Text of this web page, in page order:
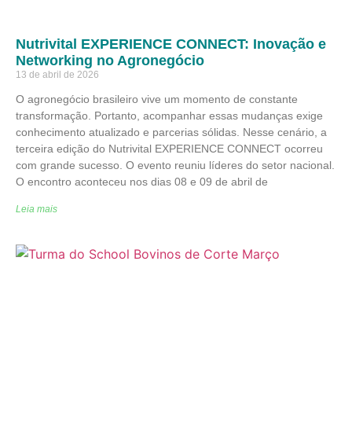
Nutrivital EXPERIENCE CONNECT: Inovação e
Networking no Agronegócio
13 de abril de 2026
O agronegócio brasileiro vive um momento de constante
transformação. Portanto, acompanhar essas mudanças exige
conhecimento atualizado e parcerias sólidas. Nesse cenário, a
terceira edição do Nutrivital EXPERIENCE CONNECT ocorreu
com grande sucesso. O evento reuniu líderes do setor nacional.
O encontro aconteceu nos dias 08 e 09 de abril de
Leia mais